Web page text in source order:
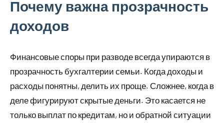
Почему важна прозрачность
доходов
Финансовые споры при разводе всегда упираются в
прозрачность бухгалтерии семьи. Когда доходы и
расходы понятны, делить их проще. Сложнее, когда в
деле фигурируют скрытые деньги. Это касается не
только выплат по кредитам, но и обратной ситуации